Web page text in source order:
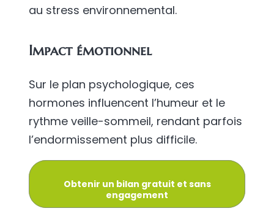
au stress environnemental.
Impact émotionnel
Sur le plan psychologique, ces
hormones influencent l’humeur et le
rythme veille-sommeil, rendant parfois
l’endormissement plus difficile.
Obtenir un bilan gratuit et sans
engagement